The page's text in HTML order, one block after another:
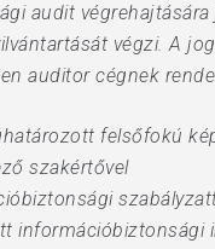
audit
végzi. A
auditor cégnek
felsőfokú
szakértővel
információbiztonsági